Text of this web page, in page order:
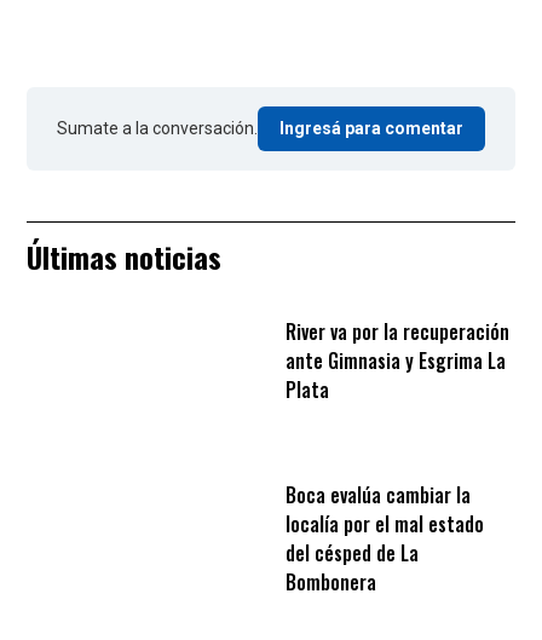
Sumate a la conversación. Ingresá para comentar
Últimas noticias
River va por la recuperación
ante Gimnasia y Esgrima La
Plata
Boca evalúa cambiar la
localía por el mal estado
del césped de La
Bombonera